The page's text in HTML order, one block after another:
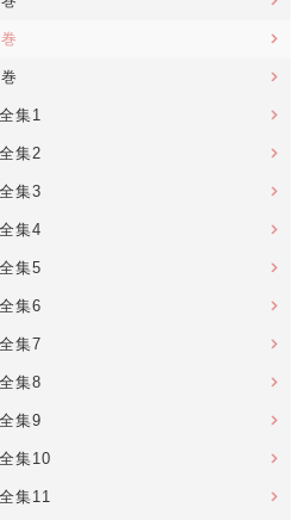
集1
集2
集3
集4
集5
集6
集7
集8
集9
集10
集11